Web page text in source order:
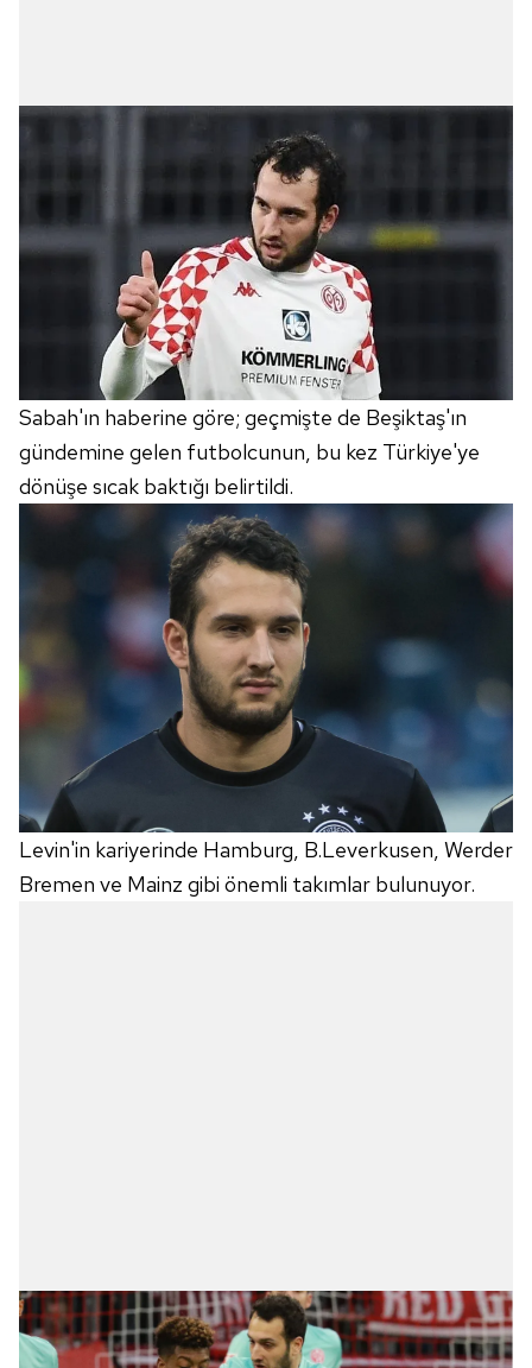
Sabah'ın haberine göre; geçmişte de Beşiktaş'ın
gündemine gelen futbolcunun, bu kez Türkiye'ye
dönüşe sıcak baktığı belirtildi.
Levin'in kariyerinde Hamburg, B.Leverkusen, Werder
Bremen ve Mainz gibi önemli takımlar bulunuyor.